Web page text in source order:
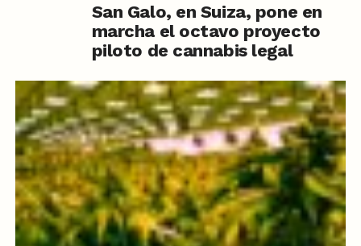
San Galo, en Suiza, pone en
marcha el octavo proyecto
piloto de cannabis legal